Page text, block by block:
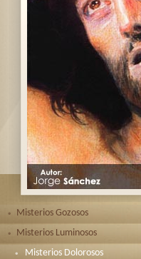
Misterios Gozosos
Misterios Luminosos
Misterios Dolorosos